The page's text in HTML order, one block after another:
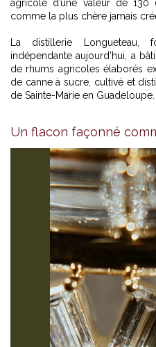
agricole d’une valeur de 130
comme la plus chère jamais
La distillerie
indépendante aujourd’hui, a
de rhums agricoles élaborés
de canne à sucre, cultivé et
de Sainte-Marie en Guadeloupe.
Un flacon façonné